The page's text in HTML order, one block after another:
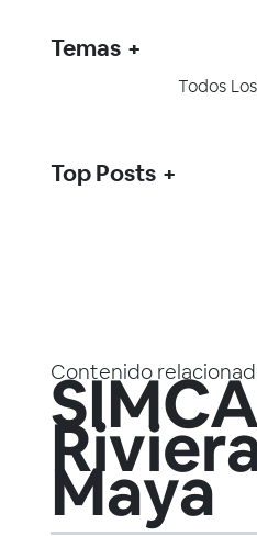
Contenido
Maya
Temas
Todos
Top Posts